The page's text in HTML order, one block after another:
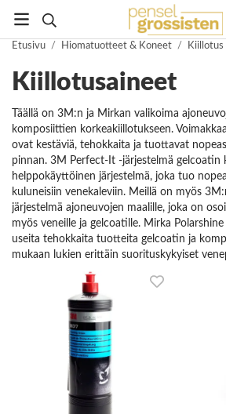
Etusivu / Hiomatuotteet & Koneet / Kiillotus
Kiillotusaineet
Täällä on 3M:n ja Mirkan valikoima
komposiittien korkeakiillotukseen.
ovat kestäviä, tehokkaita ja tuottavat
pinnan. 3M Perfect-It -järjestelmä gelcoatin
helppokäyttöinen järjestelmä, joka tuo
kuluneisiin venekaleviin. Meillä on myös
järjestelmä ajoneuvojen maalille, joka on
myös veneille ja gelcoatille. Mirka
useita tehokkaita tuotteita gelcoatin ja
mukaan lukien erittäin suorituskykyiset